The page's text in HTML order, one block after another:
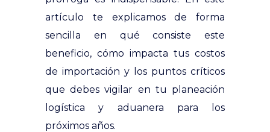
artículo te explicamos de forma
sencilla en qué consiste este
beneficio, cómo impacta tus costos
de importación y los puntos críticos
que debes vigilar en tu planeación
logística y aduanera para los
próximos años.